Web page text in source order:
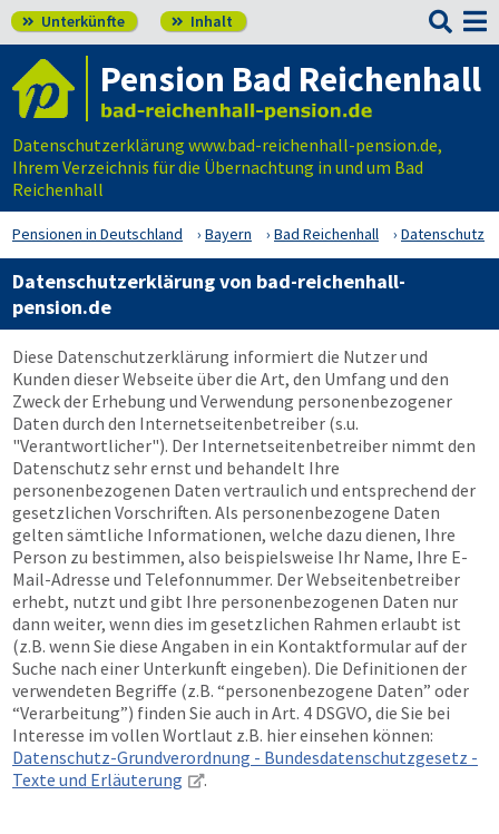
 Unterkünfte  Inhalt 
Pension Bad Reichenhall
Datenschutzerklärung www.bad-reichenhall-pension.de,
Ihrem Verzeichnis für die Übernachtung in und um Bad
Reichenhall
Pensionen in Deutschland Bayern Bad Reichenhall Datenschutz
Datenschutzerklärung von bad-reichenhall-
pension.de
Diese Datenschutzerklärung informiert die Nutzer und
Kunden dieser Webseite über die Art, den Umfang und den
Zweck der Erhebung und Verwendung personenbezogener
Daten durch den Internetseitenbetreiber (s.u.
"Verantwortlicher"). Der Internetseitenbetreiber nimmt den
Datenschutz sehr ernst und behandelt Ihre
personenbezogenen Daten vertraulich und entsprechend der
gesetzlichen Vorschriften. Als personenbezogene Daten
gelten sämtliche Informationen, welche dazu dienen, Ihre
Person zu bestimmen, also beispielsweise Ihr Name, Ihre E-
Mail-Adresse und Telefonnummer. Der Webseitenbetreiber
erhebt, nutzt und gibt Ihre personenbezogenen Daten nur
dann weiter, wenn dies im gesetzlichen Rahmen erlaubt ist
(z.B. wenn Sie diese Angaben in ein Kontaktformular auf der
Suche nach einer Unterkunft eingeben). Die Definitionen der
verwendeten Begriffe (z.B. “personenbezogene Daten” oder
“Verarbeitung”) finden Sie auch in Art. 4 DSGVO, die Sie bei
Interesse im vollen Wortlaut z.B. hier einsehen können:
Datenschutz-Grundverordnung - Bundesdatenschutzgesetz -
Texte und Erläuterung
.